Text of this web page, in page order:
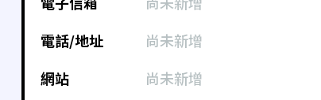
電話/地址
尚未新增
網站
尚未新增